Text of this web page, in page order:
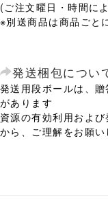
(ご注文曜日・時間に
※別送商品は商品ごと
発送梱包につい
発送用段ボールは、
があります
資源の有効利用およ
から、ご理解をお願い